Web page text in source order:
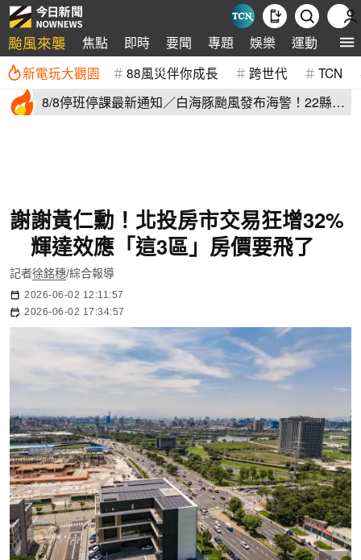
颱風來襲 焦點 即時 要聞 專題 娛樂 運動 全球
新電玩大觀園 88風災伴你成長 跨世代 TCN
8/8停班停課最新通知／白海豚颱風發布海警！22縣市
謝謝黃仁勳！北投房市交易狂增32%
輝達效應「這3區」房價要飛了
記者徐銘穗/綜合報導
2026-06-02 12:11:57
2026-06-02 17:34:57